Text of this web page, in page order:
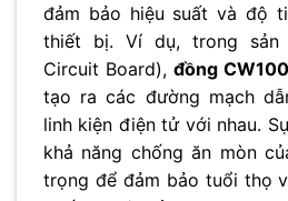
đảm bảo hiệu suất và độ
thiết bị. Ví dụ, trong sản
Circuit Board), đồng
tạo ra các đường mạch
linh kiện điện tử với nhau.
khả năng chống ăn mòn
trọng để đảm bảo tuổi thọ